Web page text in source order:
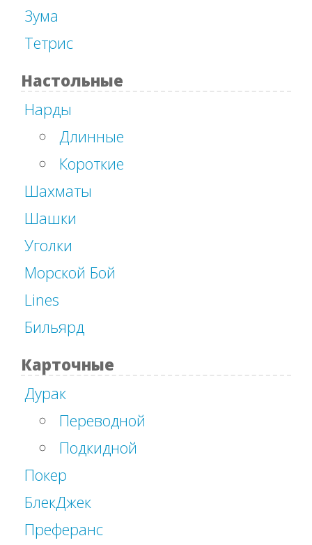
Зума
Тетрис
Настольные
Нарды
Длинные
Короткие
Шахматы
Шашки
Уголки
Морской Бой
Lines
Бильярд
Карточные
Дурак
Переводной
Подкидной
Покер
БлекДжек
Преферанс